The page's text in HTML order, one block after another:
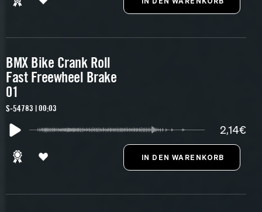
BMX Bike Crank Roll
Fast Freewheel Brake
01
S-54783 | 00:03
2,14€